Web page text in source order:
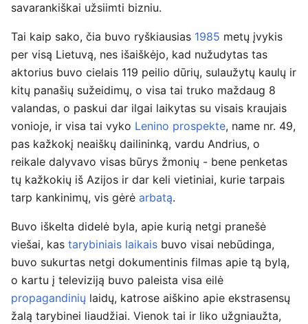
savarankiškai užsiimti bizniu.
Tai kaip sako, čia buvo ryškiausias 1985 metų įvykis
per visą Lietuvą, nes išaiškėjo, kad nužudytas tas
aktorius buvo cielais 119 peilio dūrių, sulaužytų kaulų ir
kitų panašių sužeidimų, o visa tai truko maždaug 8
valandas, o paskui dar ilgai laikytas su visais kraujais
vonioje, ir visa tai vyko Lenino prospekte, name nr. 49,
pas kažkokį neaiškų dailininką, vardu Andrius, o
reikale dalyvavo visas būrys žmonių - bene penketas
tų kažkokių iš Azijos ir dar keli vietiniai, kurie tarpais
tarp kankinimų, vis gėrė arbatą.
Buvo iškelta didelė byla, apie kurią netgi pranešė
viešai, kas tarybiniais laikais buvo visai nebūdinga,
buvo sukurtas netgi dokumentinis filmas apie tą bylą,
o kartu į televiziją buvo paleista visa eilė
propagandinių laidų, katrose aiškino apie ekstrasensų
žalą tarybinei liaudžiai. Vienok tai ir liko užgniaužta,